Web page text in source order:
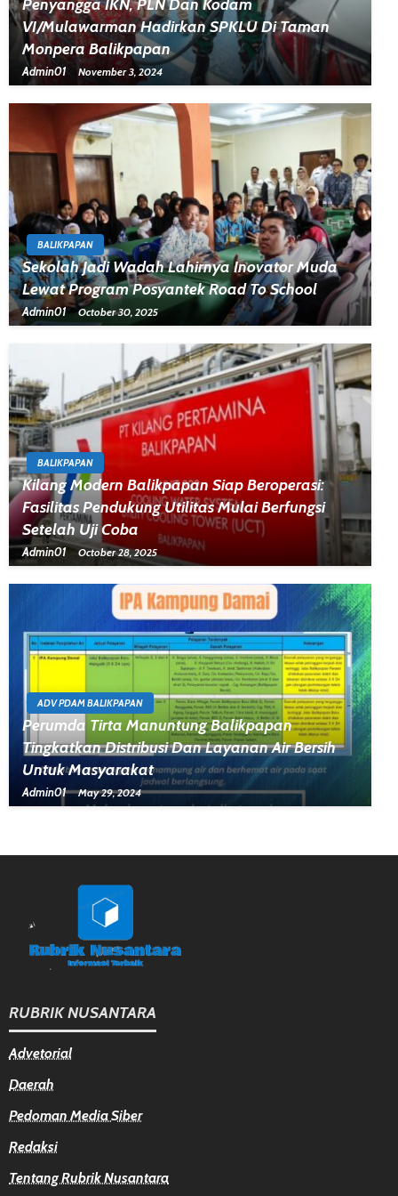
Penyangga IKN, PLN Dan Kodam
VI/Mulawarman Hadirkan SPKLU Di Taman
Monpera Balikpapan
Admin01 November 3, 2024
BALIKPAPAN
Sekolah Jadi Wadah Lahirnya Inovator Muda
Lewat Program Posyantek Road To School
Admin01 October 30, 2025
BALIKPAPAN
Kilang Modern Balikpapan Siap Beroperasi:
Fasilitas Pendukung Utilitas Mulai Berfungsi
Setelah Uji Coba
Admin01 October 28, 2025
ADV PDAM BALIKPAPAN
Perumda Tirta Manuntung Balikpapan
Tingkatkan Distribusi Dan Layanan Air Bersih
Untuk Masyarakat
Admin01 May 29, 2024
RUBRIK NUSANTARA
Advetorial
Daerah
Pedoman Media Siber
Redaksi
Tentang Rubrik Nusantara